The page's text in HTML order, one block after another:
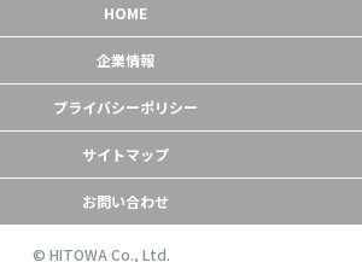
HOME
企業情報
プライバシーポリシー
サイトマップ
お問い合わせ
© HITOWA Co., Ltd.